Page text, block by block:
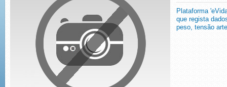
Plataforma
que regista
peso, tensão